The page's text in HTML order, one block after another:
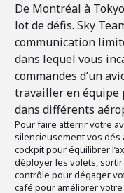
De Montréal à
lot de défis. Sky
communication
dans lequel vous
commandes d’un
travailler en
dans différents
Pour faire atterrir votre
silencieusement vos dés
cockpit pour équilibrer
déployer les volets, sortir
contrôle pour dégager
café pour améliorer